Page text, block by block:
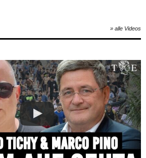
» alle Videos